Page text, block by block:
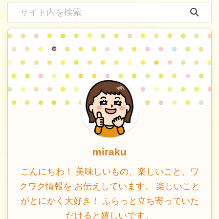
miraku
こんにちわ！ 美味しいもの、楽しいこと、ワ
クワク情報を お伝えしています。 楽しいこと
がとにかく大好き！ ふらっと立ち寄っていた
だけると嬉しいです。